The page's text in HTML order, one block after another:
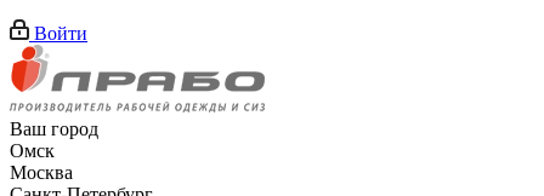
Войти
Ваш город
Омск
Москва